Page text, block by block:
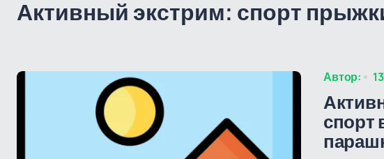
Активный экстрим: спорт
Автор:
спорт